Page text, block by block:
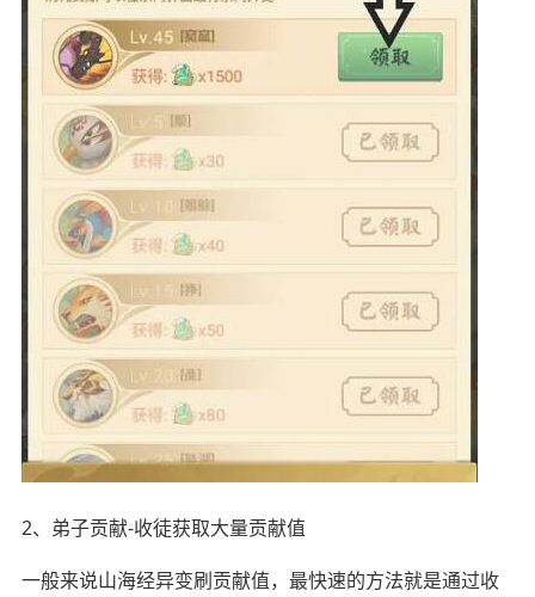
2、弟子贡献-收徒获取大量贡献值
一般来说山海经异变刷贡献值，最快速的方法就是通过收